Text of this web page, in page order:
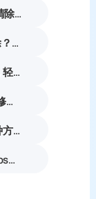
PS内容识别填充怎么用？4步清除半透明水印不模糊
半透明豆包AI水印 PS 怎么去除？4 种无痕修复方法，轻松上手
Ps怎么去水印？3种方法详解，轻松去除99%水印
PS去水印详细步骤：3 种无损修图方法不破坏原图画面
PS2026 移除工具用不了？5 种方法无痕去掉图片不想要的部分
怎么用ps消除图片上的文字？ps消除图片中的文字教程